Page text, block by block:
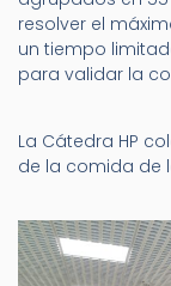
resolver el
un tiempo
para validar la
La Cátedra HP
de la comida de